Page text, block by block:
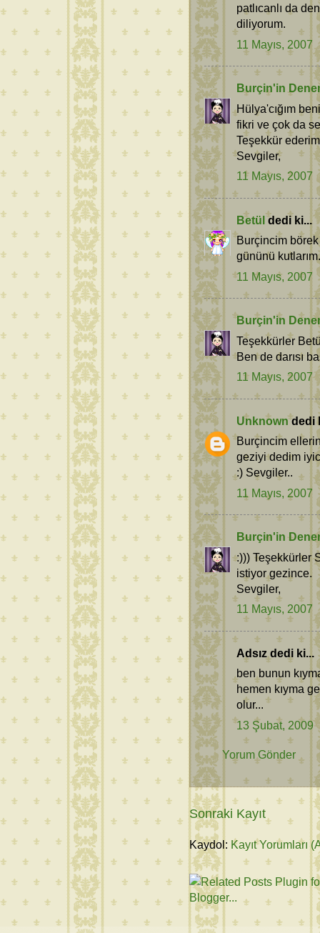
patlıcanlı da
diliyorum.
11 Mayıs, 2007
Burçin'in
Hülya'cığım
fikri ve çok da
Teşekkür
Sevgiler,
11 Mayıs, 2007
Betüldedi ki...
Burçincim
gününü kutlarım.
11 Mayıs, 2007
Burçin'in
Teşekkürler
Ben de darısı
11 Mayıs, 2007
Unknowndedi
Burçincim
geziyi dedim
:) Sevgiler..
11 Mayıs, 2007
Burçin'in
:))) Teşekkürler
istiyor gezince.
Sevgiler,
11 Mayıs, 2007
Adsız dedi ki...
ben bunun
hemen kıyma
olur...
13 Şubat, 2009
Yorum Gönder
Sonraki Kayıt
Kaydol: Kayıt Yorumları